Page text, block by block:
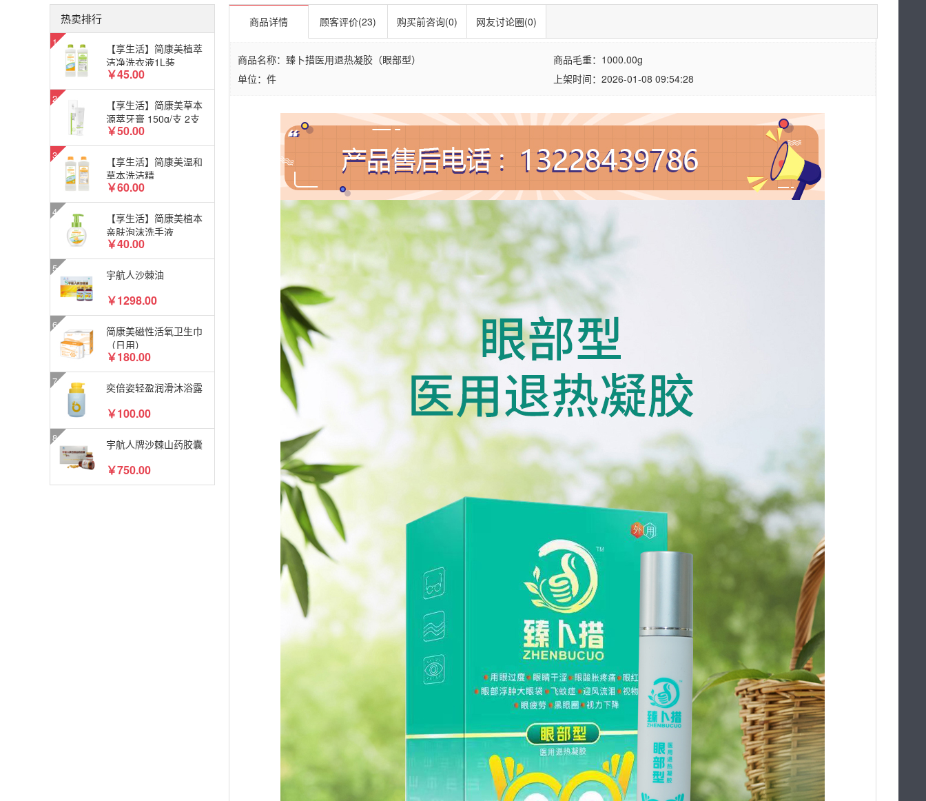
商品详情 顾客评价(23) 购买前咨询(0) 网友讨论圈(0)
商品名称：臻卜措医用退热凝胶（眼部型） 商品毛重： 1000.00g
单位：件
上架时间：2026-01-08 09:54:28
热卖排行
【享生活】简康美植萃
洁净洗衣液1L装
￥45.00
【享生活】简康美草本
源萃牙膏 150g/支 2支
装
￥50.00
【享生活】简康美温和
草本洗洁精
￥60.00
【享生活】简康美植本
亲肤泡沫洗手液
￥40.00
宇航人沙棘油
￥1298.00
简康美磁性活氧卫生巾
（日用）
￥180.00
奕倍姿轻盈润滑沐浴露
￥100.00
宇航人牌沙棘山药胶囊
￥750.00